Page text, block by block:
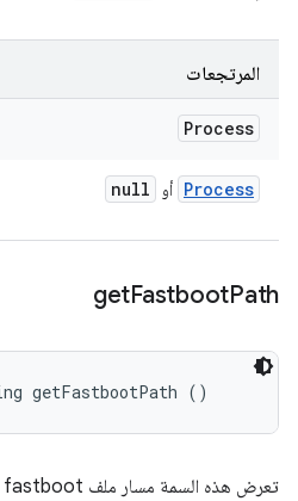
المرتجعات
Process
Process أو null
getFastbootPath
getFastbootPath ()